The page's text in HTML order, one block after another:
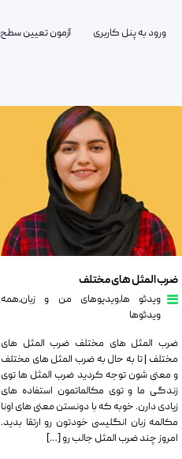
ورود به پنل کاربری آزمون تعیین سطح
ویدیوهای من و زبان
ضرب المثل های مختلف
ویدئو ها٫ویدیوهای من و زبان٫همه
ویدئوها
ضرب المثل های مختلف ضرب المثل های
مختلف | تا به حال به ضرب المثل های مختلف
و معنی شون توجه کردید ضرب المثل ها توی
زندگی ما و توی مکالماتمون استفاده های
زیادی دارن. خوبه که با دونستن معنی های اونا
مکالمه زبان انگلیسی خودتون رو ارتقا بدید.
امروز چند ضرب المثل جالب رو […]